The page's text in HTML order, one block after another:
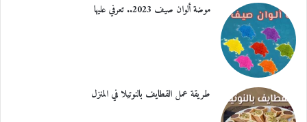
موضة ألوان صيف 2023.. تعرفي عليها
طريقة عمل القطايف بالنوتيلا في المنزل